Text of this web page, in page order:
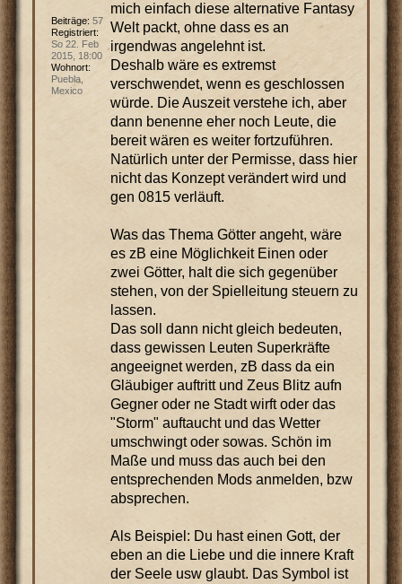
mich einfach diese alternative Fantasy
Welt packt, ohne dass es an
irgendwas angelehnt ist.
Deshalb wäre es extremst
verschwendet, wenn es geschlossen
würde. Die Auszeit verstehe ich, aber
dann benenne eher noch Leute, die
bereit wären es weiter fortzuführen.
Natürlich unter der Permisse, dass hier
nicht das Konzept verändert wird und
gen 0815 verläuft.
Was das Thema Götter angeht, wäre
es zB eine Möglichkeit Einen oder
zwei Götter, halt die sich gegenüber
stehen, von der Spielleitung steuern zu
lassen.
Das soll dann nicht gleich bedeuten,
dass gewissen Leuten Superkräfte
angeeignet werden, zB dass da ein
Gläubiger auftritt und Zeus Blitz aufn
Gegner oder ne Stadt wirft oder das
"Storm" auftaucht und das Wetter
umschwingt oder sowas. Schön im
Maße und muss das auch bei den
entsprechenden Mods anmelden, bzw
absprechen.
Als Beispiel: Du hast einen Gott, der
eben an die Liebe und die innere Kraft
der Seele usw glaubt. Das Symbol ist
Beiträge: 57
Registriert:
So 22. Feb
2015, 18:00
Wohnort:
Puebla,
Mexico